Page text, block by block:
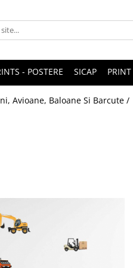
- POSTERE SICAP PRINT
Avioane, Baloane Si Barcute /